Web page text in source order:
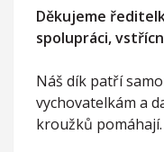
Děkujeme
spolupráci,
Náš dík patří
vychovatelkám a
kroužků pomáhají.